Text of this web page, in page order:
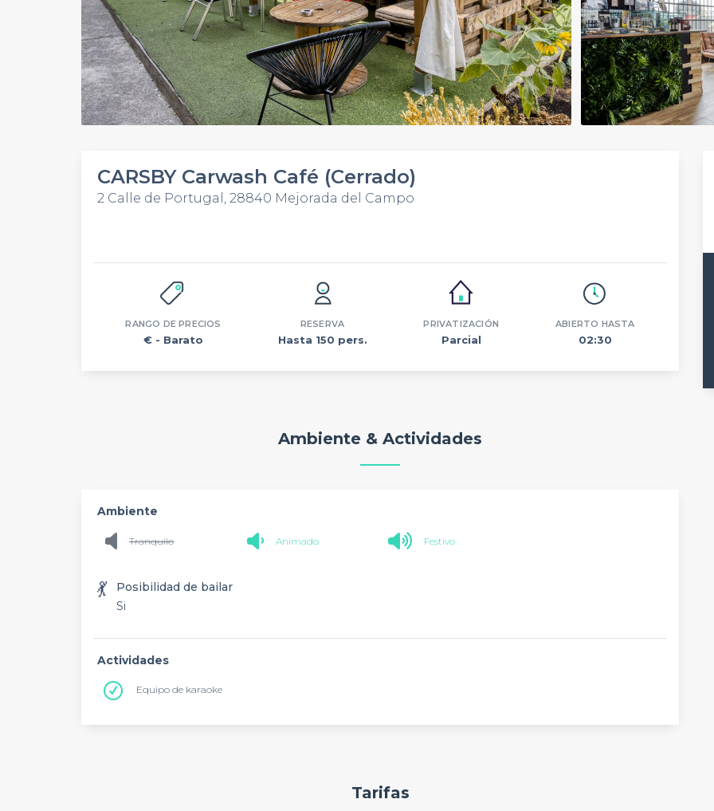
CARSBY Carwash Café (Cerrado)
2 Calle de Portugal, 28840 Mejorada del Campo
RANGO DE PRECIOS
€ - Barato
RESERVA
Hasta 150 pers.
PRIVATIZACIÓN
Parcial
ABIERTO HASTA
02:30
Ambiente & Actividades
Ambiente
Tranquilo Animado Festivo
💃
Posibilidad de bailar
Si
Actividades
Equipo de karaoke
Tarifas